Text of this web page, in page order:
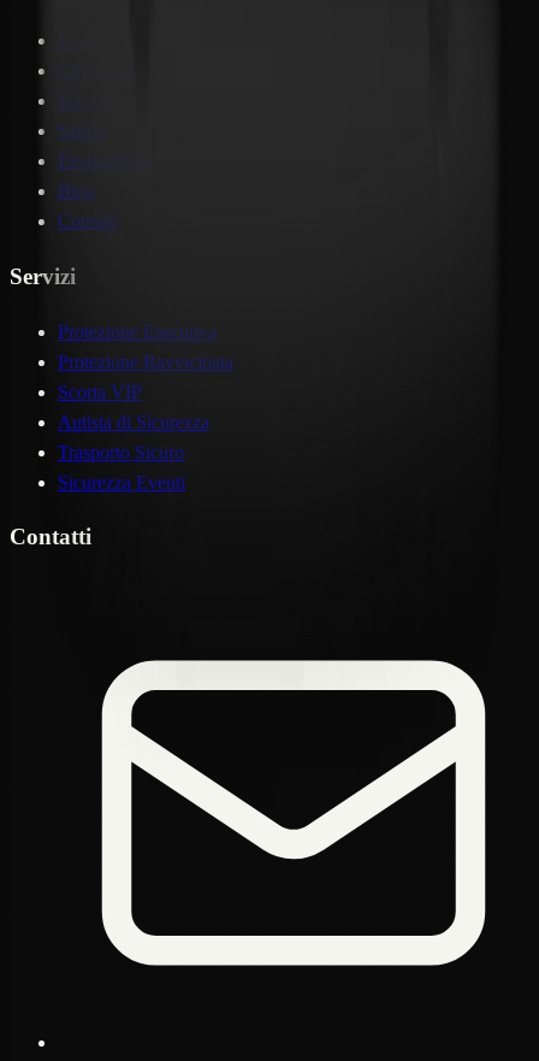
Chi Siamo
Servizi
Settori
Destinazioni
Blog
Contatti
Servizi
Protezione Esecutiva
Protezione Ravvicinata
Scorta VIP
Autista di Sicurezza
Trasporto Sicuro
Sicurezza Eventi
Contatti